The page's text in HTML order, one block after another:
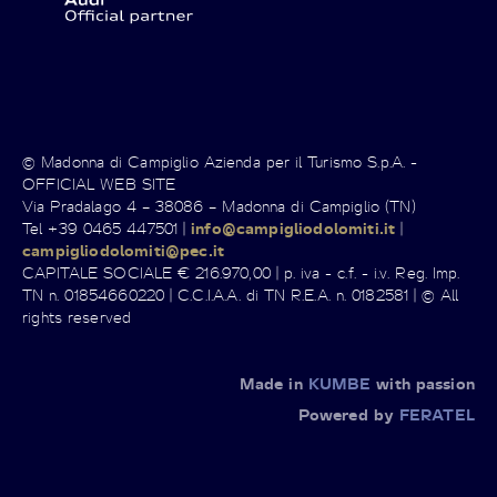
© Madonna di Campiglio Azienda per il Turismo S.p.A. -
OFFICIAL WEB SITE
Via Pradalago 4 – 38086 – Madonna di Campiglio (TN)
Tel +39 0465 447501 |info@campigliodolomiti.it |
campigliodolomiti@pec.it
CAPITALE SOCIALE € 216.970,00 | p. iva - c.f. - i.v. Reg. Imp.
TN n. 01854660220 | C.C.I.A.A. di TN R.E.A. n. 0182581 | © All
rights reserved
Made in KUMBE with passion
Powered by FERATEL